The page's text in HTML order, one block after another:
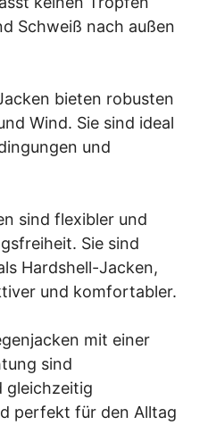
Schweiß nach außen
bieten robusten
Wind. Sie sind ideal
und
sind flexibler und
Sie sind
Hardshell-Jacken,
und komfortabler.
mit einer
sind
gleichzeitig
perfekt für den Alltag